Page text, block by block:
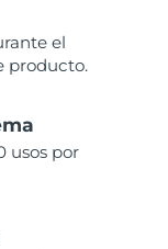
el
producto.
usos por